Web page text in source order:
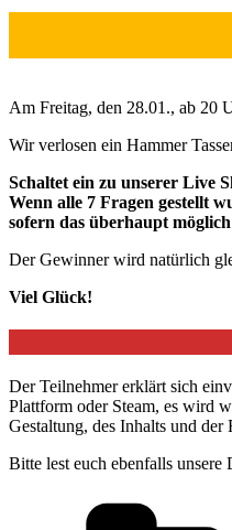
Am Freitag, den 28.01., ab 20
Wir verlosen ein Hammer
Schaltet ein zu unserer Live
Wenn alle 7 Fragen gestellt
sofern das überhaupt
Der Gewinner wird natürlich
Viel Glück!
Der Teilnehmer erklärt sich
Plattform oder Steam, es wird
Gestaltung, des Inhalts und
Bitte lest euch ebenfalls unsere